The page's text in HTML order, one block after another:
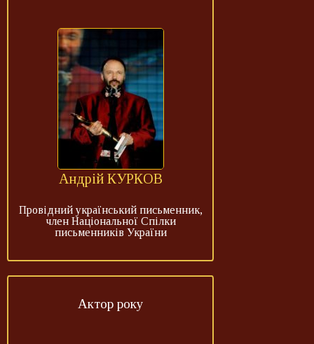
Андрій КУРКОВ
Провідний український письменник,
член Національної Спілки
письменників України
Актор року